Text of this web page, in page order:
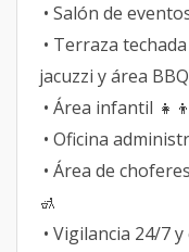
• Salón de
• Terraza
jacuzzi y área BBQ
• Área infantil 👧👦
• Oficina
• Área de
🚮
• Vigilancia 24/7